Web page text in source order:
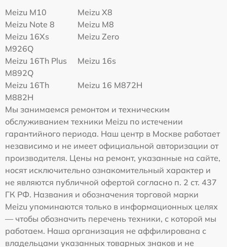
Meizu M10
Meizu X8
Meizu Note 8
Meizu M8
Meizu 16Xs
M926Q
Meizu Zero
Meizu 16Th Plus
M892Q
Meizu 16s
Meizu 16Th
M882H
Meizu 16 M872H
Мы занимаемся ремонтом и техническим
обслуживанием техники Meizu по истечении
гарантийного периода. Наш центр в Москве работает
независимо и не имеет официальной авторизации от
производителя. Цены на ремонт, указанные на сайте,
носят исключительно ознакомительный характер и
не являются публичной офертой согласно п. 2 ст. 437
ГК РФ. Названия и обозначения торговой марки
Meizu упоминаются только в информационных целях
— чтобы обозначить перечень техники, с которой мы
работаем. Наша организация не аффилирована с
владельцами указанных товарных знаков и не